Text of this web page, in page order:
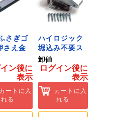
(1m)120lx・(
さぎゴ
さえ金
ン後に
表示
カートに入
れる
ハイロジック
堀込み不要ス
ライド蝶番S
無兼用 P-726
Hardware]
卸値
ログイン後に
表示
カートに入
れる